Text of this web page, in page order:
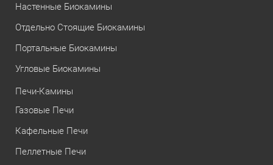
Настенные Биокамины
Отдельно Стоящие Биокамины
Портальные Биокамины
Угловые Биокамины
Печи-Камины
Газовые Печи
Кафельные Печи
Пеллетные Печи